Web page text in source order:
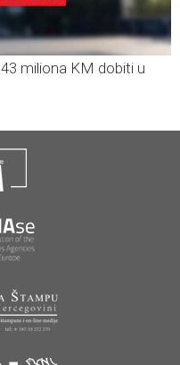
miliona KM dobiti u